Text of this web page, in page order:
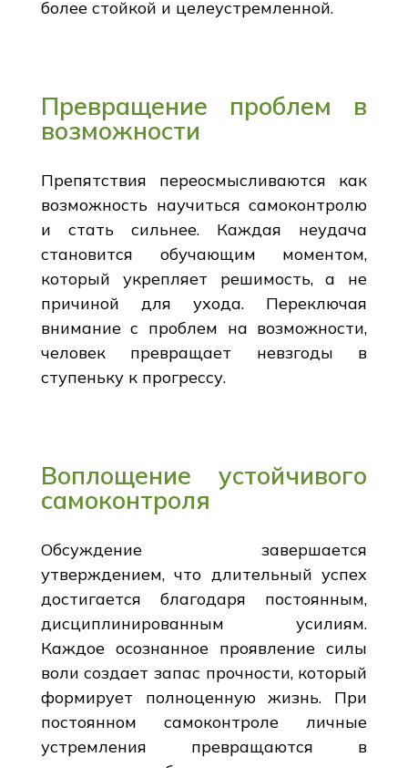
более стойкой и целеустремленной.
Превращение проблем в
возможности
Препятствия переосмысливаются как
возможность научиться самоконтролю
и стать сильнее. Каждая неудача
становится обучающим моментом,
который укрепляет решимость, а не
причиной для ухода. Переключая
внимание с проблем на возможности,
человек превращает невзгоды в
ступеньку к прогрессу.
Воплощение устойчивого
самоконтроля
Обсуждение завершается
утверждением, что длительный успех
достигается благодаря постоянным,
дисциплинированным усилиям.
Каждое осознанное проявление силы
воли создает запас прочности, который
формирует полноценную жизнь. При
постоянном самоконтроле личные
устремления превращаются в